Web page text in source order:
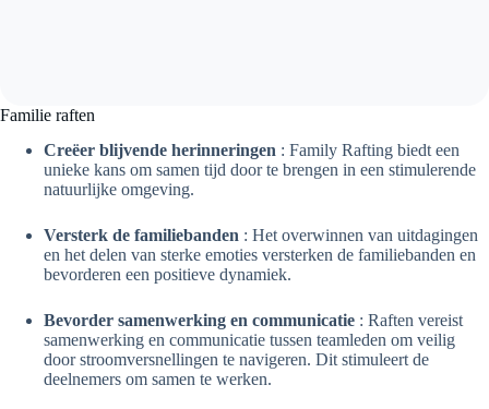
Familie raften
Creëer blijvende herinneringen : Family Rafting biedt een
unieke kans om samen tijd door te brengen in een stimulerende
natuurlijke omgeving.
Versterk de familiebanden : Het overwinnen van uitdagingen
en het delen van sterke emoties versterken de familiebanden en
bevorderen een positieve dynamiek.
Bevorder samenwerking en communicatie : Raften vereist
samenwerking en communicatie tussen teamleden om veilig
door stroomversnellingen te navigeren. Dit stimuleert de
deelnemers om samen te werken.